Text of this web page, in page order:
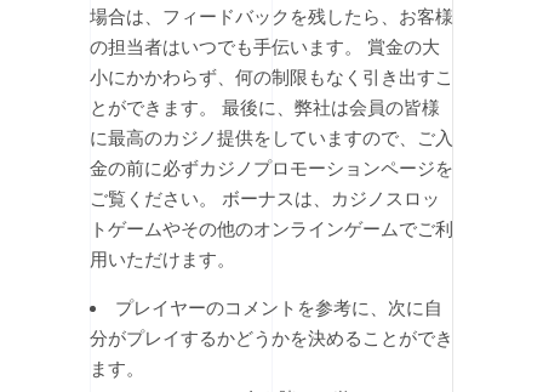
場合は、フィードバックを残したら、お客様
の担当者はいつでも手伝います。 賞金の大
小にかかわらず、何の制限もなく引き出すこ
とができます。 最後に、弊社は会員の皆様
に最高のカジノ提供をしていますので、ご入
金の前に必ずカジノプロモーションページを
ご覧ください。 ボーナスは、カジノスロッ
トゲームやその他のオンラインゲームでご利
用いただけます。
プレイヤーのコメントを参考に、次に自
分がプレイするかどうかを決めることができ
ます。